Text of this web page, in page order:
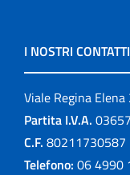
I NOSTRI CONTATTI
Viale Regina
Partita I.V.A.
C.F. 80211730587
Telefono: 06 4990